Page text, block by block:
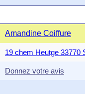
Amandine Coiffure
19 chem Heutge 33770
Donnez votre avis